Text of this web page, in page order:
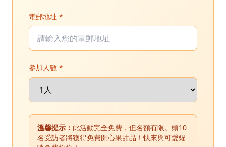
電郵地址 *
參加人數 *
溫馨提示： 此活動完全免費，但名額有限。頭10
名受訪者將獲得免費開心果甜品！快來與可愛貓